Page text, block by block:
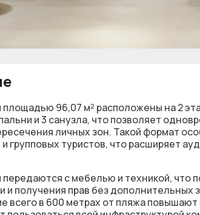
96,07 м² расположены на 2
и 3 санузла, что позволяет
личных зон. Такой формат
групповых туристов, что расширяет
с мебелью и техникой, что
и получения прав без дополнительных
всего в 600 метрах от пляжа